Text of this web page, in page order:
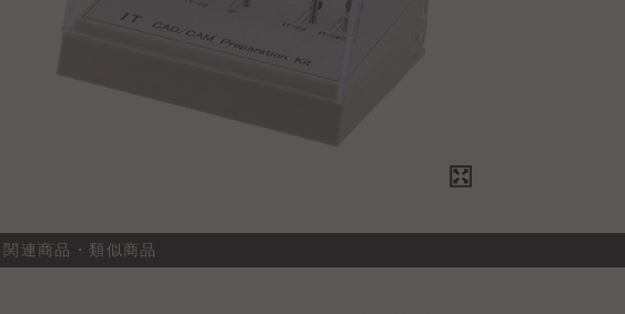
関連商品・類似商品